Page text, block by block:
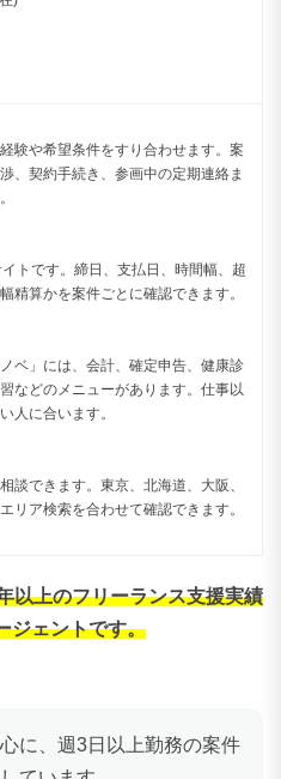
験や希望条件をすり合わせます。案
、契約手続き、参画中の定期連絡ま
トです。締日、支払日、時間幅、超
精算かを案件ごとに確認できます。
ベ」には、会計、確定申告、健康診
などのメニューがあります。仕事以
人に合います。
談できます。東京、北海道、大阪、
リア検索を合わせて確認できます。
以上のフリーランス支援実績
ジェントです。
に、週3日以上勤務の案件